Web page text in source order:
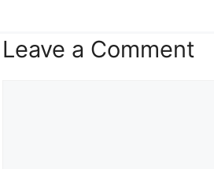
Leave a Comment